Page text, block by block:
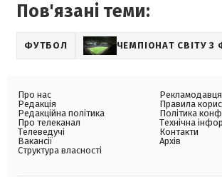
Пов'язані теми:
ФУТБОЛ ЧЕМПІОНАТ СВІТУ З
Про нас
Редакція
Редакційна політика
Про телеканал
Телеведучі
Вакансії
Структура власності
Правила
Політика
Технічна
Контакти
Архів